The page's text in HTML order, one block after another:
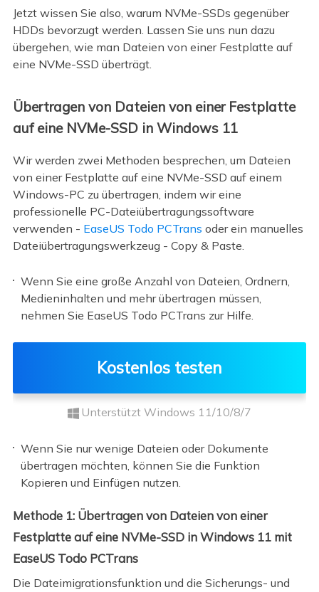
Jetzt wissen Sie also, warum NVMe-SSDs gegenüber
HDDs bevorzugt werden. Lassen Sie uns nun dazu
übergehen, wie man Dateien von einer Festplatte auf
eine NVMe-SSD überträgt.
Übertragen von Dateien von einer Festplatte
auf eine NVMe-SSD in Windows 11
Wir werden zwei Methoden besprechen, um Dateien
von einer Festplatte auf eine NVMe-SSD auf einem
Windows-PC zu übertragen, indem wir eine
professionelle PC-Dateiübertragungssoftware
verwenden - EaseUS Todo PCTrans oder ein manuelles
Dateiübertragungswerkzeug - Copy & Paste.
Wenn Sie eine große Anzahl von Dateien, Ordnern,
Medieninhalten und mehr übertragen müssen,
nehmen Sie EaseUS Todo PCTrans zur Hilfe.
Kostenlos testen
Unterstützt Windows 11/10/8/7
Wenn Sie nur wenige Dateien oder Dokumente
übertragen möchten, können Sie die Funktion
Kopieren und Einfügen nutzen.
Methode 1: Übertragen von Dateien von einer
Festplatte auf eine NVMe-SSD in Windows 11 mit
EaseUS Todo PCTrans
Die Dateimigrationsfunktion und die Sicherungs- und